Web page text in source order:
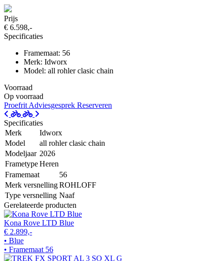
Prijs
€ 6.598,-
Specificaties
Framemaat: 56
Merk: Idworx
Model: all rohler clasic chain
Voorraad
Op voorraad
Proefrit Adviesgesprek Reserveren
Specificaties
Merk
Idworx
Model
all rohler clasic chain
Modeljaar 2026
FrametypeHeren
Framemaat
56
Merk versnellingROHLOFF
Type versnelling Naaf
Gerelateerde producten
Kona Rove LTD Blue
€ 2.899,-
• Blue
• Framemaat 56